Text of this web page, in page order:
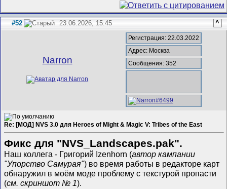
#52 23.06.2026, 15:45 ^
Narron
Регистрация: 22.03.2022
Адрес: Москва
Сообщения: 352
Re: [МОД] NVS 3.0 для Heroes of Might & Magic V: Tribes of the East
Фикс для "NVS_Landscapes.pak".
Наш коллега - Григорий Izenhorn (автор кампании
"Упорство Самурая") во время работы в редакторе карт
обнаружил в моём моде проблему с текстурой пропасти
(см. скриншот № 1).